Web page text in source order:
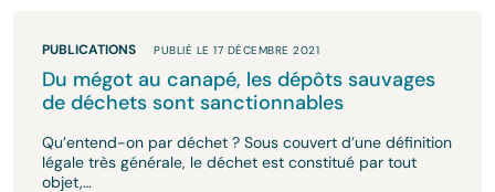
PUBLICATIONS PUBLIÉ LE 17 DÉCEMBRE 2021
Du mégot au canapé, les dépôts sauvages
de déchets sont sanctionnables
Qu’entend-on par déchet ? Sous couvert d’une définition
légale très générale, le déchet est constitué par tout
objet,…